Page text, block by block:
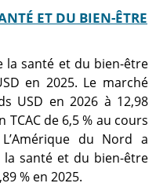
ET DU BIEN-ÊTRE
la santé et du bien-être
en 2025. Le marché
USD en 2026 à 12,98
TCAC de 6,5 % au cours
du Nord a
santé et du bien-être
% en 2025.